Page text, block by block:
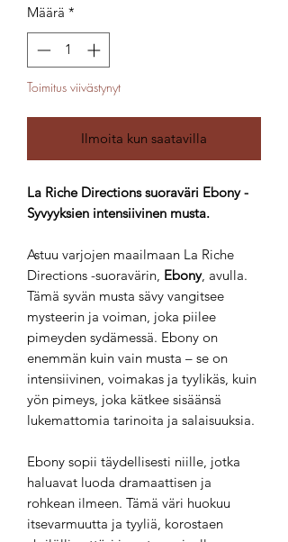
Määrä *
Toimitus viivästynyt
Ilmoita kun saatavilla
La Riche Directions suoraväri Ebony -
Syvyyksien intensiivinen musta.
Astuu varjojen maailmaan La Riche
Directions -suoravärin, Ebony, avulla.
Tämä syvän musta sävy vangitsee
mysteerin ja voiman, joka piilee
pimeyden sydämessä. Ebony on
enemmän kuin vain musta – se on
intensiivinen, voimakas ja tyylikäs, kuin
yön pimeys, joka kätkee sisäänsä
lukemattomia tarinoita ja salaisuuksia.
Ebony sopii täydellisesti niille, jotka
haluavat luoda dramaattisen ja
rohkean ilmeen. Tämä väri huokuu
itsevarmuutta ja tyyliä, korostaen